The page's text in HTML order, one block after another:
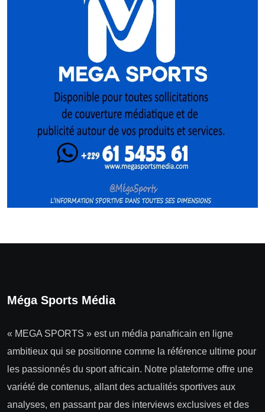
Méga Sports Média
« MEGA SPORTS » est un média panafricain en ligne
ambitieux qui se positionne comme la référence ultime pour
les passionnés du sport africain. Notre plateforme offre une
variété de contenus, allant des actualités sportives aux
analyses, en passant par des interviews exclusives et des